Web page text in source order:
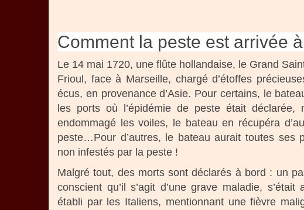
Comment la peste est arrivée
Le 14 mai 1720, une flûte hollandaise, le Grand
Frioul, face à Marseille, chargé d’étoffes
écus, en provenance d’Asie. Pour certains, le
les ports où l’épidémie de peste était
endommagé les voiles, le bateau en récupéra
peste…Pour d’autres, le bateau aurait toutes ses
non infestés par la peste !
Malgré tout, des morts sont déclarés à bord : un
conscient qu’il s’agit d’une grave maladie,
établi par les Italiens, mentionnant une fièvre